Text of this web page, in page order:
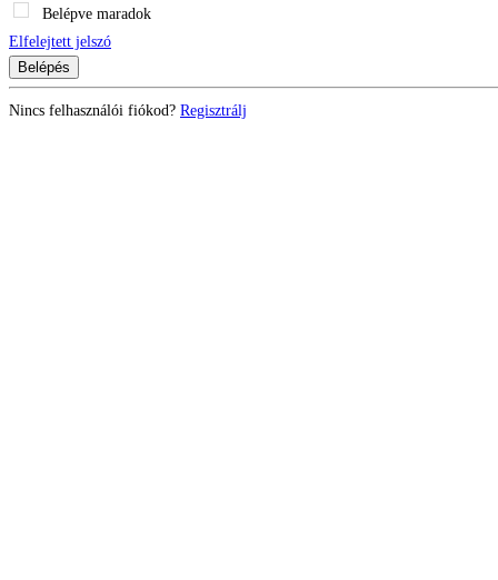
Belépve maradok
Elfelejtett jelszó
Belépés
Nincs felhasználói fiókod? Regisztrálj